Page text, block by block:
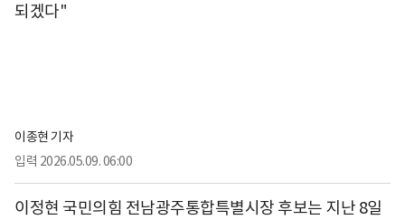
되겠다"
이종현 기자
입력 2026.05.09. 06:00
이정현 국민의힘 전남광주통합특별시장 후보는 지난 8일